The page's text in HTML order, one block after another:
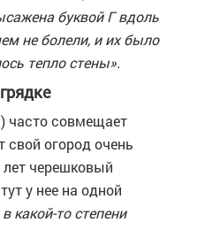
буквой Г вдоль
не болели, и их было
тепло стены».
часто совмещает
свой огород очень
черешковый
у нее на одной
какой-то степени